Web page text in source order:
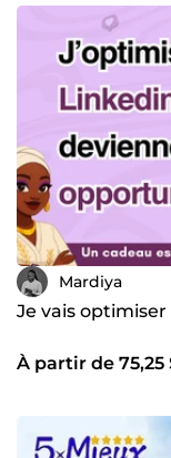
Mardiya
Je vais
À partir de 75,25